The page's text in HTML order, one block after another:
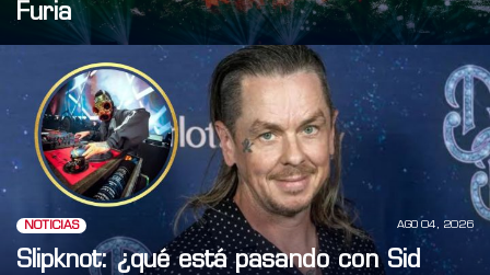
Furia
NOTICIAS AGO 04, 2026
Slipknot: ¿qué está pasando con Sid